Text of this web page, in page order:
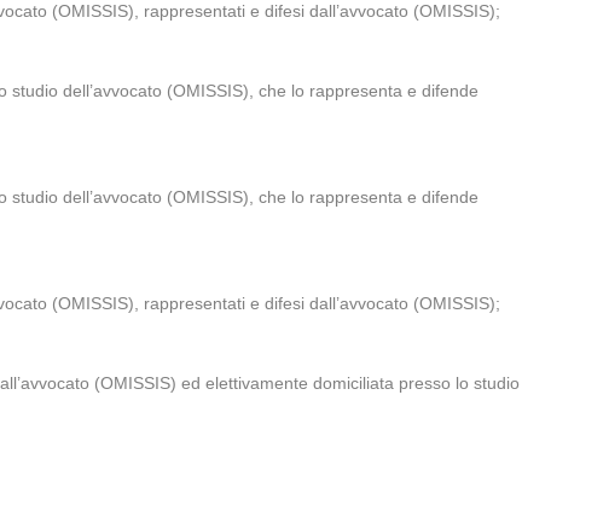
(OMISSIS), rappresentati e difesi dall’avvocato (OMISSIS);
dell’avvocato (OMISSIS), che lo rappresenta e difende
dell’avvocato (OMISSIS), che lo rappresenta e difende
(OMISSIS), rappresentati e difesi dall’avvocato (OMISSIS);
(OMISSIS) ed elettivamente domiciliata presso lo studio